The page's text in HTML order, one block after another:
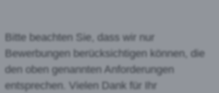
Bitte beachten Sie, dass wir nur
Bewerbungen berücksichtigen können, die
den oben genannten Anforderungen
entsprechen. Vielen Dank für Ihr